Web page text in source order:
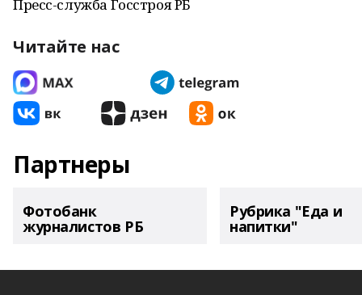
Пресс-служба Госстроя РБ
Читайте нас
Партнеры
Фотобанк
журналистов РБ
Рубрика "Еда и
напитки"